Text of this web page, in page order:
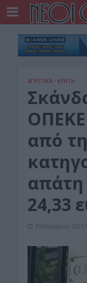
ΑΓΡΟΤΙΚΑ • ΚΡΗΤΗ
από
24,33
20 Νοεμβρίου 2025